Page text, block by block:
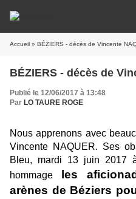
Accueil » BÉZIERS - décès de Vincente
BÉZIERS - décès de
Publié le 12/06/2017 à 13:48
Par LO TAURE ROGE
Nous apprenons avec
Vincente NAQUER. Ses
Bleu, mardi 13 juin 2017
hommage
les
arènes de Béziers